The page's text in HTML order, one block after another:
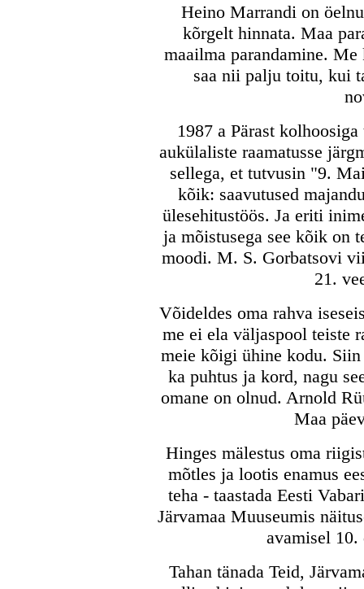
Heino Marrandi on
kõrgelt hinnata. Maa
maailma parandamine.
saa nii palju toitu, kui
1987 a Pärast
aukülaliste raamatusse
sellega, et tutvusin "9.
kõik: saavutused
ülesehitustöös. Ja eriti
ja mõistusega see kõik on
moodi. M. S. Gorbatsovi
21.
Võideldes oma rahva
me ei ela väljaspool teiste
meie kõigi ühine kodu. Siin
ka puhtus ja kord, nagu
omane on olnud. Arnold
Maa
Hinges mälestus oma
mõtles ja lootis enamus
teha - taastada Eesti
Järvamaa Muuseumis
avamisel 10.
Tahan tänada Teid,